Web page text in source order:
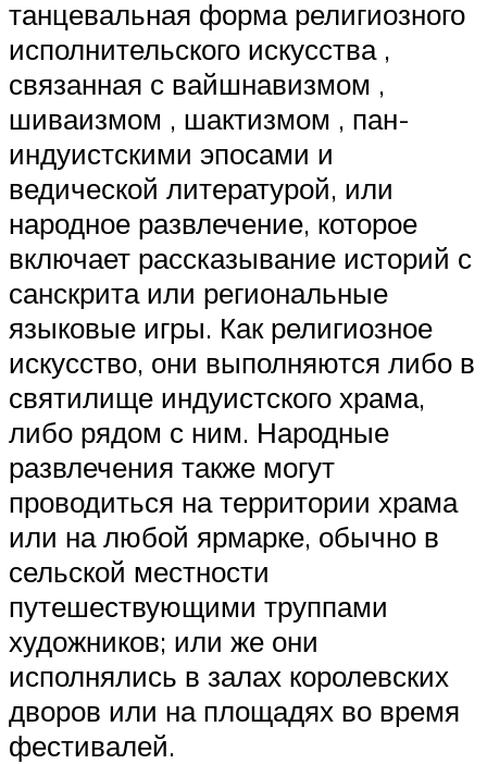
танцевальная форма религиозного
исполнительского искусства ,
связанная с вайшнавизмом ,
шиваизмом , шактизмом , пан-
индуистскими эпосами и
ведической литературой, или
народное развлечение, которое
включает рассказывание историй с
санскрита или региональные
языковые игры. Как религиозное
искусство, они выполняются либо в
святилище индуистского храма,
либо рядом с ним. Народные
развлечения также могут
проводиться на территории храма
или на любой ярмарке, обычно в
сельской местности
путешествующими труппами
художников; или же они
исполнялись в залах королевских
дворов или на площадях во время
фестивалей.